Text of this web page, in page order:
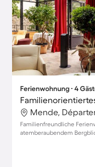
Ferienwohnung ∙ 4
Mende,
Familienfreundliche
atemberaubendem